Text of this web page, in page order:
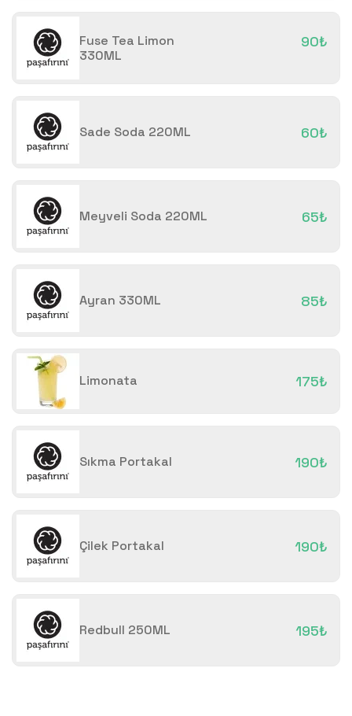
Fuse Tea Limon
330ML
90₺
Sade Soda 220ML 60₺
Meyveli Soda 220ML 65₺
Ayran 330ML 85₺
Limonata 175₺
Sıkma Portakal 190₺
Çilek Portakal 190₺
Redbull 250ML 195₺